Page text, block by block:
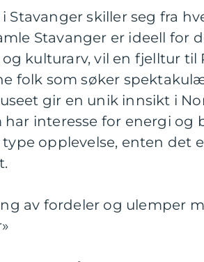
Stavanger skiller seg fra
Stavanger er ideell for
kulturarv, vil en fjelltur til
folk som søker
gir en unik innsikt i
interesse for energi og
opplevelse, enten det
av fordeler og ulemper